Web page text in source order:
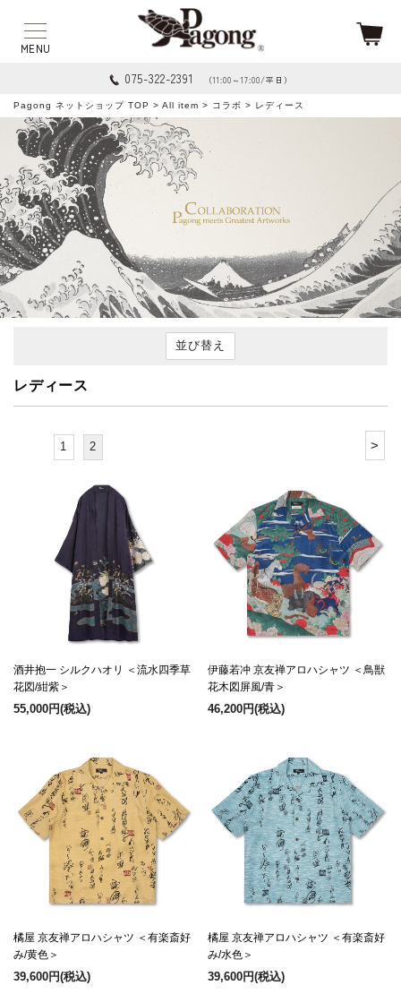
075-322-2391 （11:00～17:00/平日）
Pagong ネットショップ TOP > All item > コラボ > レディース
並び替え
レディース
>
1 2
酒井抱一 シルクハオリ ＜流水四季草
花図/紺紫＞
55,000円(税込)
伊藤若冲 京友禅アロハシャツ ＜鳥獣
花木図屏風/青＞
46,200円(税込)
橘屋 京友禅アロハシャツ ＜有楽斎好
み/黄色＞
39,600円(税込)
橘屋 京友禅アロハシャツ ＜有楽斎好
み/水色＞
39,600円(税込)